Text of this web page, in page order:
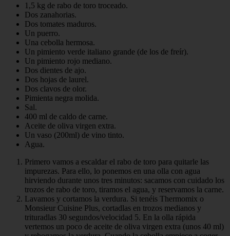
1,5 kg de rabo de toro troceado.
Dos zanahorias.
Dos tomates maduros.
Un puerro.
Una cebolla hermosa.
Un pimiento verde italiano grande (de los de freír).
Un pimiento rojo mediano.
Dos dientes de ajo.
Dos hojas de laurel.
Dos clavos de olor.
Pimienta negra molida.
Sal.
400 ml de caldo de carne.
Aceite de oliva virgen extra.
Un vaso (200ml) de vino tinto.
Agua.
Primero vamos a escaldar el rabo de toro para quitarle las
impurezas. Para ello, lo ponemos en una olla con agua
hirviendo durante unos tres minutos: sacamos con cuidado los
trozos de rabo de toro, tiramos el agua, y reservamos la carne.
Lavamos y cortamos la verdura. Si tenéis Thermomix o
Monsieur Cuisine Plus, cortadlas en trozos medianos y
trituradlas 30 segundos/velocidad 5. En la olla rápida
vertemos un poco de aceite de oliva virgen extra (unos 40 ml)